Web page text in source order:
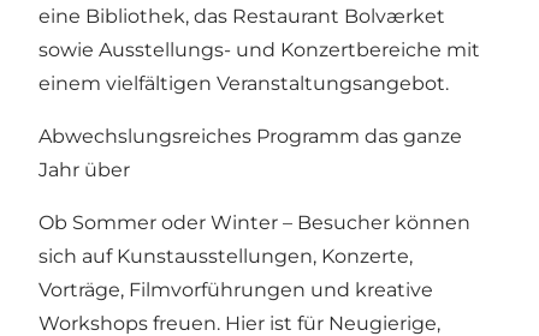
eine Bibliothek, das Restaurant Bolværket
sowie Ausstellungs- und Konzertbereiche mit
einem vielfältigen Veranstaltungsangebot.
Abwechslungsreiches Programm das ganze
Jahr über
Ob Sommer oder Winter – Besucher können
sich auf Kunstausstellungen, Konzerte,
Vorträge, Filmvorführungen und kreative
Workshops freuen. Hier ist für Neugierige,